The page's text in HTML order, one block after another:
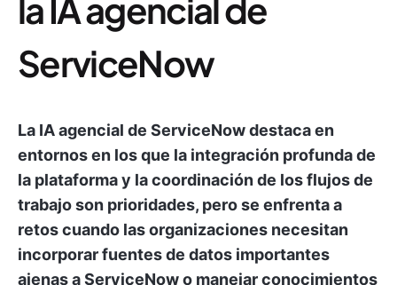
la IA agencial de
ServiceNow
La IA agencial de ServiceNow destaca en
entornos en los que la integración profunda de
la plataforma y la coordinación de los flujos de
trabajo son prioridades, pero se enfrenta a
retos cuando las organizaciones necesitan
incorporar fuentes de datos importantes
ajenas a ServiceNow o manejar conocimientos